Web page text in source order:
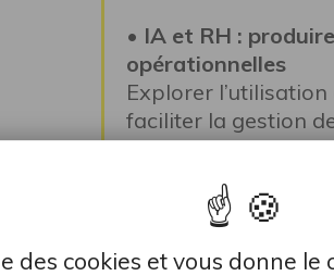
des cookies et vous donne
• IA et RH :
opérationnelles
Explorer
faciliter la gestion
création de
• IA et RH :
opérationnelles
Explorer